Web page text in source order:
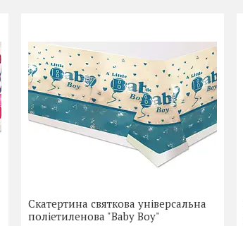
Скатертина святкова універсальна
поліетиленова "Baby Boy"